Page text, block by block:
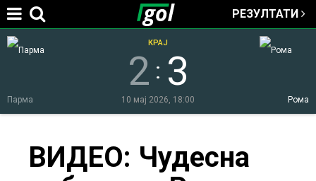
Jump to navigation
РЕЗУЛТАТИ
Парма Рома
2 : 3
КРАЈ
10 мај 2026, 18:00
ВИДЕО: Чудесна